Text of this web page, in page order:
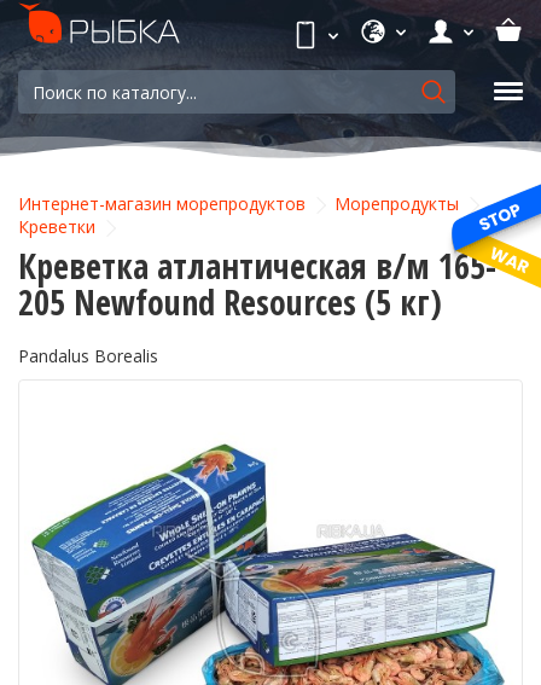
Интернет-магазин морепродуктов
Морепродукты
Креветки
Креветка атлантическая в/м 165-
205 Newfound Resources (5 кг)
Pandalus Borealis